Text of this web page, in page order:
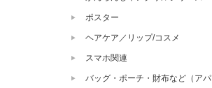
ポスター
ヘアケア／リップ/コスメ
スマホ関連
バッグ・ポーチ・財布など（アパ